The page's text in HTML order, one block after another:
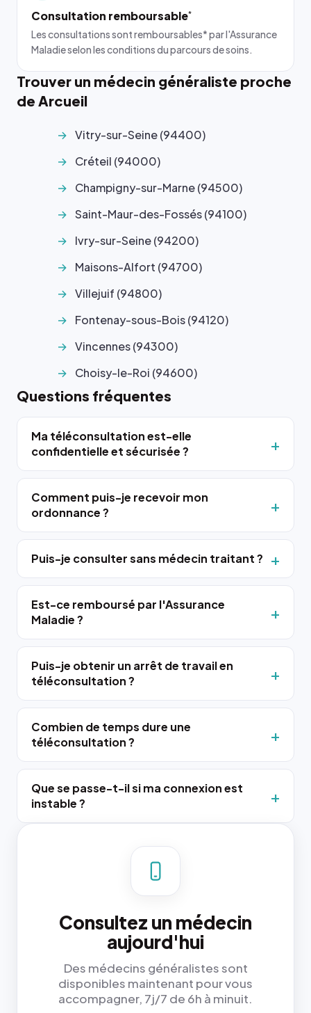
Consultation remboursable*
Les consultations sont remboursables* par l'Assurance
Maladie selon les conditions du parcours de soins.
Trouver un médecin généraliste proche
de Arcueil
Vitry-sur-Seine (94400)
Créteil (94000)
Champigny-sur-Marne (94500)
Saint-Maur-des-Fossés (94100)
Ivry-sur-Seine (94200)
Maisons-Alfort (94700)
Villejuif (94800)
Fontenay-sous-Bois (94120)
Vincennes (94300)
Choisy-le-Roi (94600)
Questions fréquentes
Ma téléconsultation est-elle
confidentielle et sécurisée ?
Comment puis-je recevoir mon
ordonnance ?
Puis-je consulter sans médecin traitant ?
Est-ce remboursé par l'Assurance
Maladie ?
Puis-je obtenir un arrêt de travail en
téléconsultation ?
Combien de temps dure une
téléconsultation ?
Que se passe-t-il si ma connexion est
instable ?
Consultez un médecin
aujourd'hui
Des médecins généralistes sont
disponibles maintenant pour vous
accompagner, 7j/7 de 6h à minuit.